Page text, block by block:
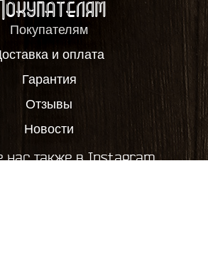
Покупателям
и оплата
Гарантия
Отзывы
Новости
нас также в Instagram